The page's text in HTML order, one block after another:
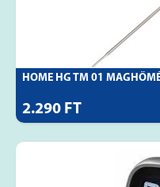
HOME HG TM 01
2.290 FT